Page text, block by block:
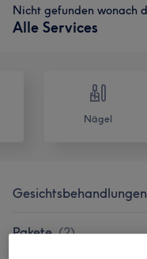
Nicht gefunden wonach
Alle Services
Nägel
Gesichtsbehandlungen
Pakete (2)